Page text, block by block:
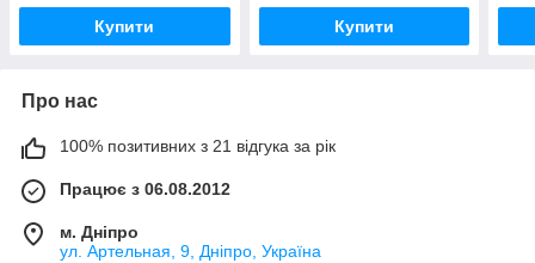
Купити Купити
Про нас
100% позитивних з 21 відгука за рік
Працює з 06.08.2012
м. Дніпро
ул. Артельная, 9, Дніпро, Україна